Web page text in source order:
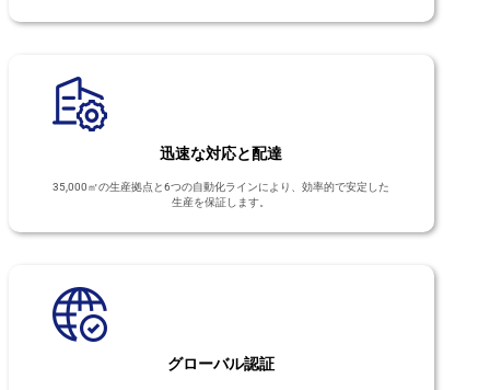
迅速な対応と配達
35,000㎡の生産拠点と6つの自動化ラインにより、効率的で安定した
生産を保証します。
グローバル認証